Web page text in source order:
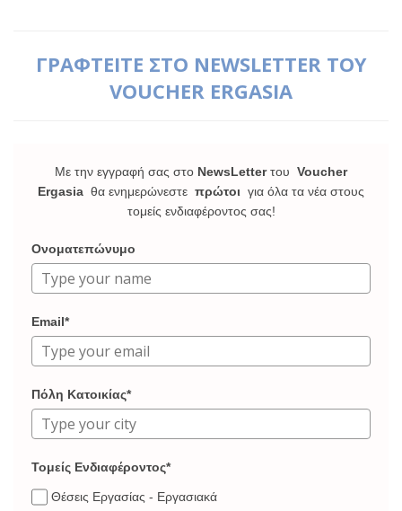
ΓΡΑΦΤΕΙΤΕ ΣΤΟ NEWSLETTER ΤΟΥ
VOUCHER ERGASIA
Με την εγγραφή σας στο NewsLetterτου Voucher
Ergasia θα ενημερώνεστε πρώτοι για όλα τα νέα στους
τομείς ενδιαφέροντος σας!
Ονοματεπώνυμο
Email*
Πόλη Κατοικίας*
Τομείς Ενδιαφέροντος*
Θέσεις Εργασίας - Εργασιακά